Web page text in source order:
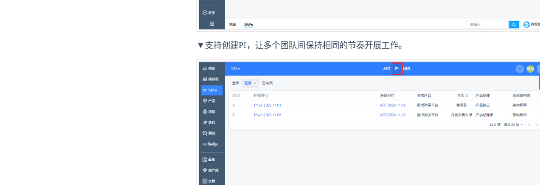
▼支持创建PI，让多个团队间保持相同的节奏开展工作。